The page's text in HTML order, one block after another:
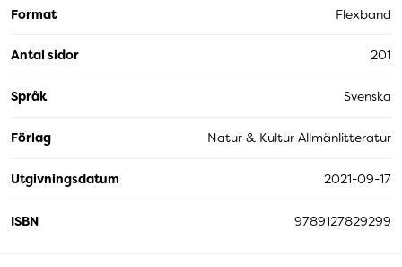
Format Flexband
Antal sidor 201
Språk Svenska
Förlag Natur & Kultur Allmänlitteratur
Utgivningsdatum 2021-09-17
ISBN 9789127829299